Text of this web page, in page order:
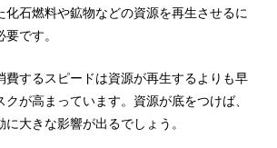
化石燃料や鉱物などの資源を再生させるに
です。
費するスピードは資源が再生するよりも早
クが高まっています。資源が底をつけば、
大きな影響が出るでしょう。